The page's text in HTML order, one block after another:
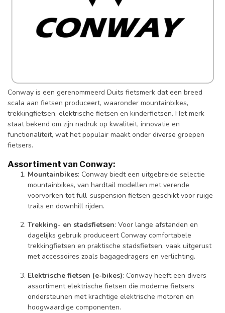
Conway is een gerenommeerd Duits fietsmerk dat een breed
scala aan fietsen produceert, waaronder mountainbikes,
trekkingfietsen, elektrische fietsen en kinderfietsen. Het merk
staat bekend om zijn nadruk op kwaliteit, innovatie en
functionaliteit, wat het populair maakt onder diverse groepen
fietsers.
Assortiment van Conway:
Mountainbikes: Conway biedt een uitgebreide selectie
mountainbikes, van hardtail modellen met verende
voorvorken tot full-suspension fietsen geschikt voor ruige
trails en downhill rijden.
Trekking- en stadsfietsen: Voor lange afstanden en
dagelijks gebruik produceert Conway comfortabele
trekkingfietsen en praktische stadsfietsen, vaak uitgerust
met accessoires zoals bagagedragers en verlichting.
Elektrische fietsen (e-bikes): Conway heeft een divers
assortiment elektrische fietsen die moderne fietsers
ondersteunen met krachtige elektrische motoren en
hoogwaardige componenten.